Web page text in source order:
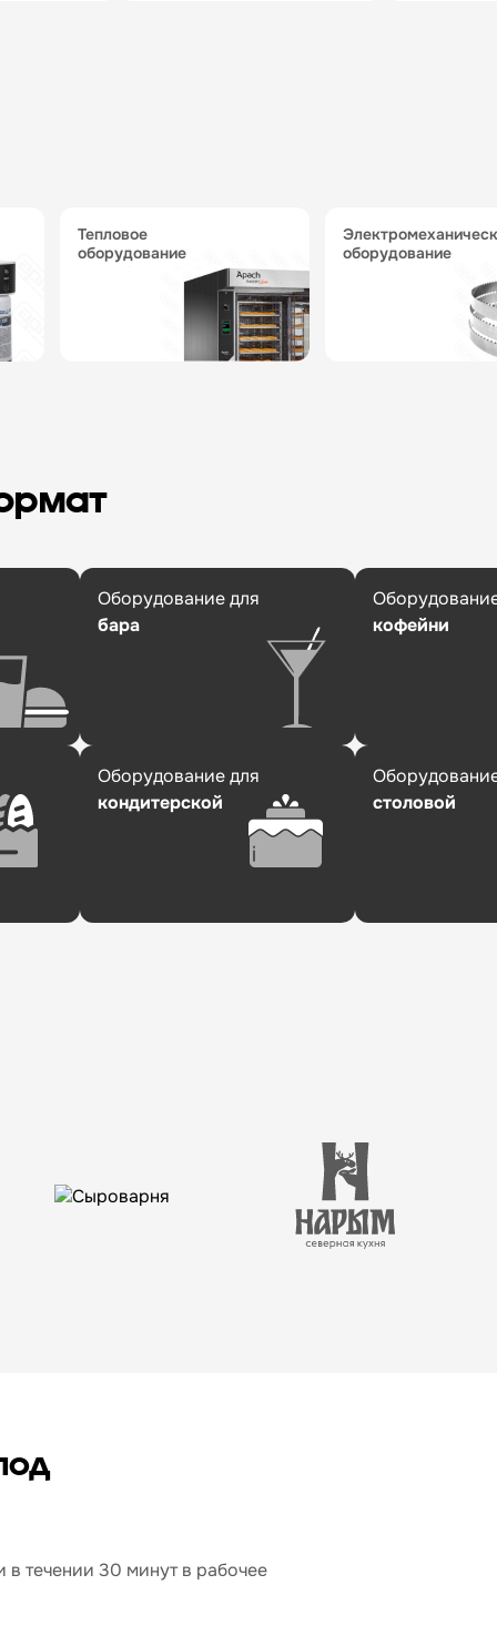
тепловое
оборудование
электромеханическое
оборудование
Оборудование для
бара
кофейни
Оборудование для
кондитерской
столовой
течении 30 минут в рабочее